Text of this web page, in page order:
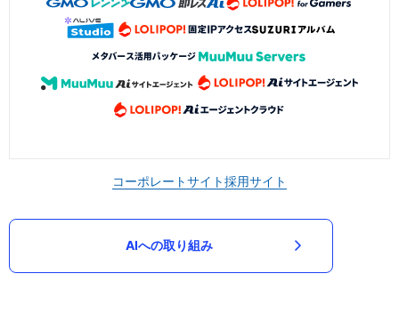
コーポレートサイト採用サイト
AIへの取り組み